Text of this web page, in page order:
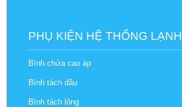
PHỤ KIỆN HỆ THỐNG LẠNH
Bình chứa cao áp
Bình tách dầu
Bình tách lỏng